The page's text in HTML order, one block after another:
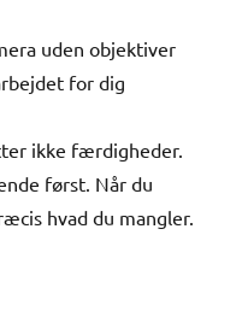
uden objektiver
for dig
ikke færdigheder.
først. Når du
hvad du mangler.